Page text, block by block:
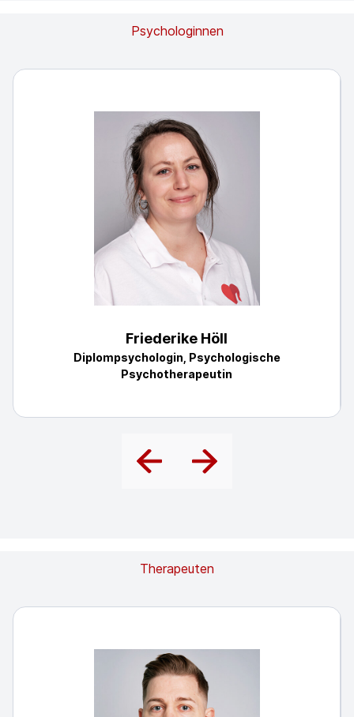
Psychologinnen
Friederike Höll
Diplompsychologin, Psychologische
Psychotherapeutin
Therapeuten